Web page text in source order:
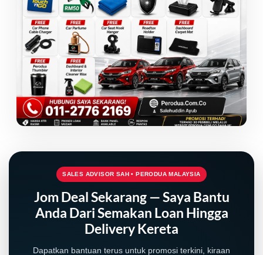
LIVE
SALES ADVISOR SAH • PERODUA MALAYSIA
Jom Deal Sekarang — Saya Bantu
Anda Dari Semakan Loan Hingga
Delivery Kereta
Dapatkan bantuan terus untuk promosi terkini, kiraan